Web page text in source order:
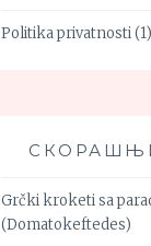
Politika privatnosti(1)
Grčki kroketi sa
(Domatokeftedes)